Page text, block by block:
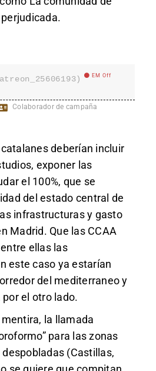
EM Off
Colaborador de campaña
deberían incluir
exponer las
el 100%, que se
del estado central de
infrastructuras y gasto
Madrid. Que las CCAA
ellas las
este caso ya estarían
del mediterraneo y
el otro lado.
la llamada
para las zonas
(Castillas,